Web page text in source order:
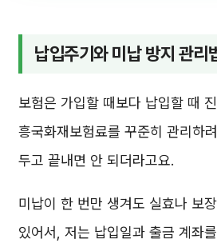
납입주기와 미납 방지 관리
보험은 가입할 때보다 납입할 때
흥국화재보험료를 꾸준히 관리하
두고 끝내면 안 되더라고요.
미납이 한 번만 생겨도 실효나 보
있어서, 저는 납입일과 출금 계좌